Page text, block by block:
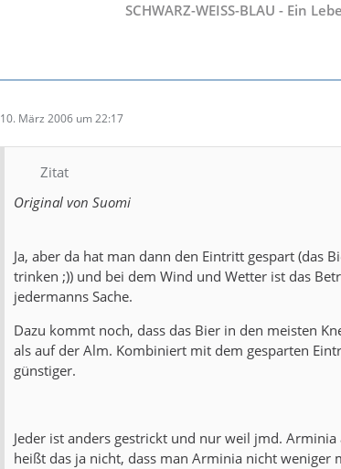
SCHWARZ-WEISS-BLAU - Ein
10. März 2006 um 22:17
Zitat
Original von Suomi
Ja, aber da hat man dann den Eintritt gespart (das
trinken ;)) und bei dem Wind und Wetter ist das
jedermanns Sache.
Dazu kommt noch, dass das Bier in den meisten
als auf der Alm. Kombiniert mit dem gesparten
günstiger.
Jeder ist anders gestrickt und nur weil jmd.
heißt das ja nicht, dass man Arminia nicht weniger